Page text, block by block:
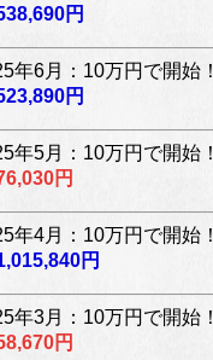
円
年6月：10万円で開始！
円
年5月：10万円で開始！
円
年4月：10万円で開始！
円
年3月：10万円で開始！
円